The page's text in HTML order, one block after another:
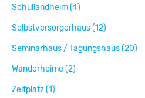
Schullandheim (4)
Selbstversorgerhaus (12)
Seminarhaus / Tagungshaus (20)
Wanderheime (2)
Zeltplatz (1)